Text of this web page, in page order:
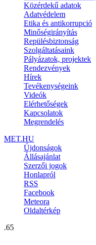
Közérdekű adatok
Adatvédelem
Etika és antikorrupció
Minőségirányítás
Repülésbiztonság
Szolgáltatásaink
Pályázatok, projektek
Rendezvények
Hírek
Tevékenységeink
Videók
Elérhetőségek
Kapcsolatok
Megrendelés
MET.HU
Újdonságok
Állásajánlat
Szerzői jogok
Honlapról
RSS
Facebook
Meteora
Oldaltérkép
.65